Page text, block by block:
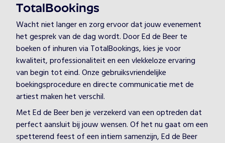
TotalBookings
Wacht niet langer en zorg ervoor dat jouw evenement
het gesprek van de dag wordt. Door Ed de Beer te
boeken of inhuren via TotalBookings, kies je voor
kwaliteit, professionaliteit en een vlekkeloze ervaring
van begin tot eind. Onze gebruiksvriendelijke
boekingsprocedure en directe communicatie met de
artiest maken het verschil.
Met Ed de Beer ben je verzekerd van een optreden dat
perfect aansluit bij jouw wensen. Of het nu gaat om een
spetterend feest of een intiem samenzijn, Ed de Beer